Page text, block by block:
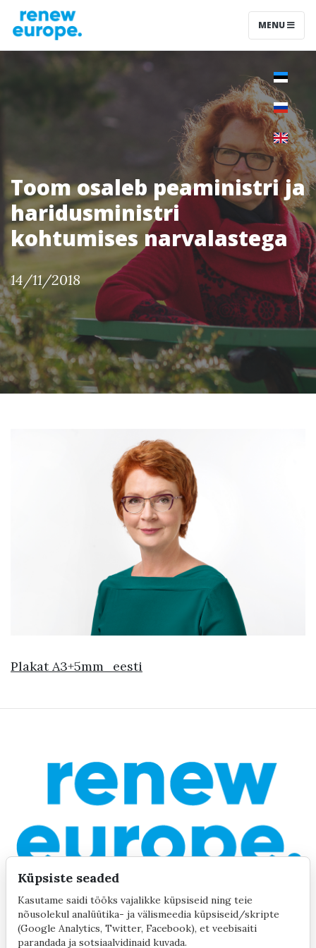
MENU
Toom osaleb peaministri ja
haridusministri
kohtumises narvalastega
14/11/2018
Plakat A3+5mm_eesti
Küpsiste seaded
Kasutame saidi tööks vajalikke küpsiseid ning teie
nõusolekul analüütika- ja välismeedia küpsiseid/skripte
(Google Analytics, Twitter, Facebook), et veebisaiti
parandada ja sotsiaalvidinaid kuvada.